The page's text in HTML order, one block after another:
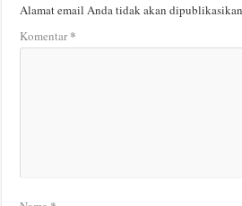
Alamat email Anda tidak akan
Komentar*